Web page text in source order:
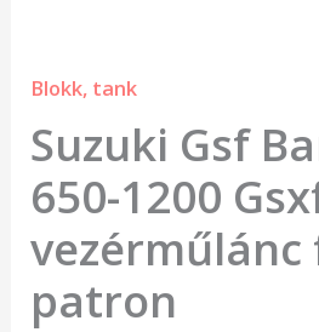
Blokk, tank
Suzuki Gsf
650-1200
vezérműlánc
patron